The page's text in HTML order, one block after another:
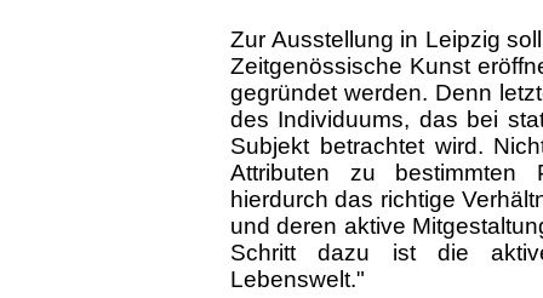
Zur Ausstellung in Leipzig
Zeitgenössische Kunst
gegründet werden. Denn
des Individuums, das bei
Subjekt betrachtet wird.
Attributen zu bestimmten
hierdurch das richtige
und deren aktive
Schritt dazu ist die
Lebenswelt."